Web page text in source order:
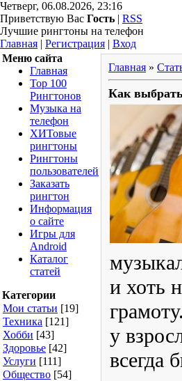
Четверг, 06.08.2026, 23:16
Приветствую Вас Гость | RSS
Лучшие рингтоны на телефон
Главная | Регистрация | Вход
Меню сайта
Главная
Top 100
Рингтонов
Музыка на
телефон
ХИТовые
рингтоны
Рингтоны
пользователей
Заказать
рингтон
Информация
о сайте
Игры для
Android
Каталог
статей
Категории
Мои статьи [19]
Техника [121]
Хобби [43]
Здоровье [42]
Услуги [111]
Общество [54]
Главная »
Как
и хоть
у
всегда